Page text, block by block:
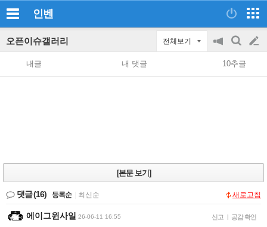
인벤
오픈이슈갤러리 전체보기
공
지
on/off
검
색
글
쓰
내글 내 댓글 10추글
[본문 보기]
댓글(16) 등록순 최신순 새로고침
에이그윈사일 26-06-11 16:55 신고 | 공감 확인